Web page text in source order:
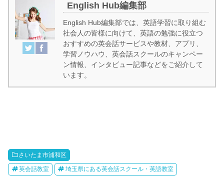
English Hub編集部
English Hub編集部では、英語学習に取り組む
社会人の皆様に向けて、英語の勉強に役立つ
おすすめの英会話サービスや教材、アプリ、
学習ノウハウ、英会話スクールのキャンペー
ン情報、インタビュー記事などをご紹介して
います。
さいたま市浦和区
英会話教室 埼玉県にある英会話スクール・英語教室